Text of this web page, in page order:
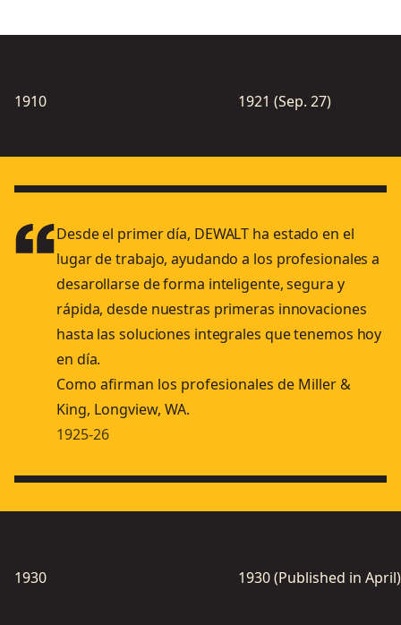
1910 1921 (Sep. 27)
Desde el primer día, DEWALT ha estado en el
lugar de trabajo, ayudando a los profesionales a
desarollarse de forma inteligente, segura y
rápida, desde nuestras primeras innovaciones
hasta las soluciones integrales que tenemos hoy
en día.
Como afirman los profesionales de Miller &
King, Longview, WA.
1925-26
1930 1930 (Published in April)